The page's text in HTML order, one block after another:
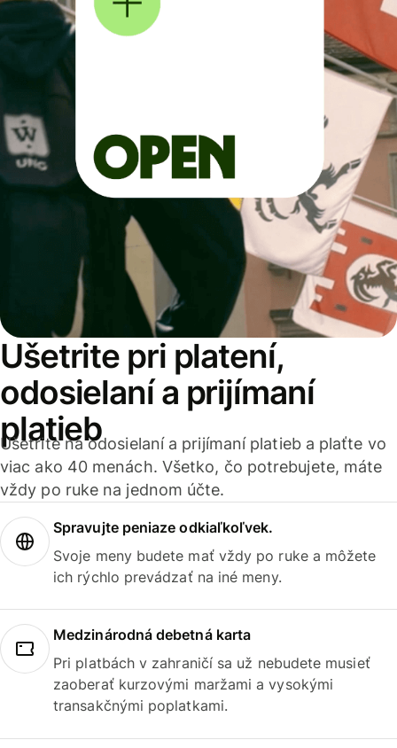
Ušetrite pri platení,
odosielaní a prijímaní
platieb
Ušetrite na odosielaní a prijímaní platieb a plaťte vo
viac ako 40 menách. Všetko, čo potrebujete, máte
vždy po ruke na jednom účte.
Spravujte peniaze odkiaľkoľvek.
Svoje meny budete mať vždy po ruke a môžete
ich rýchlo prevádzať na iné meny.
Medzinárodná debetná karta
Pri platbách v zahraničí sa už nebudete musieť
zaoberať kurzovými maržami a vysokými
transakčnými poplatkami.